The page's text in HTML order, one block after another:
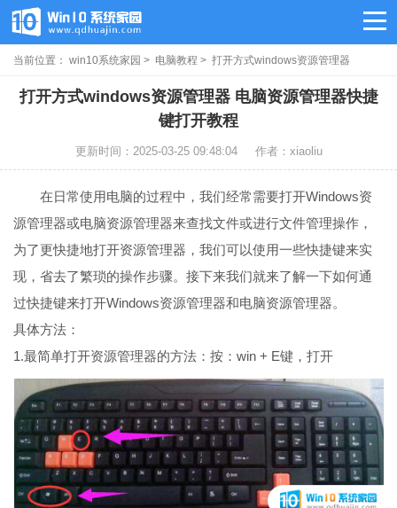
当前位置： win10系统家园 > 电脑教程 > 打开方式windows资源管理器
打开方式windows资源管理器 电脑资源管理器快捷
键打开教程
更新时间：2025-03-25 09:48:04 作者：xiaoliu
在日常使用电脑的过程中，我们经常需要打开Windows资
源管理器或电脑资源管理器来查找文件或进行文件管理操作，
为了更快捷地打开资源管理器，我们可以使用一些快捷键来实
现，省去了繁琐的操作步骤。接下来我们就来了解一下如何通
过快捷键来打开Windows资源管理器和电脑资源管理器。
具体方法：
1.最简单打开资源管理器的方法：按：win + E键，打开